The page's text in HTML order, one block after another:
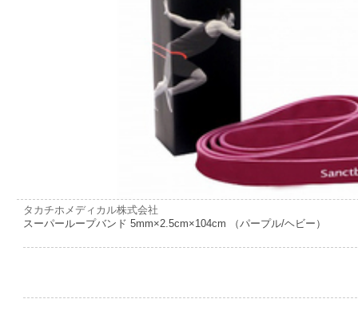
タカチホメディカル株式会社
スーパーループバンド 5mm×2.5cm×104cm （パープル/ヘビー）